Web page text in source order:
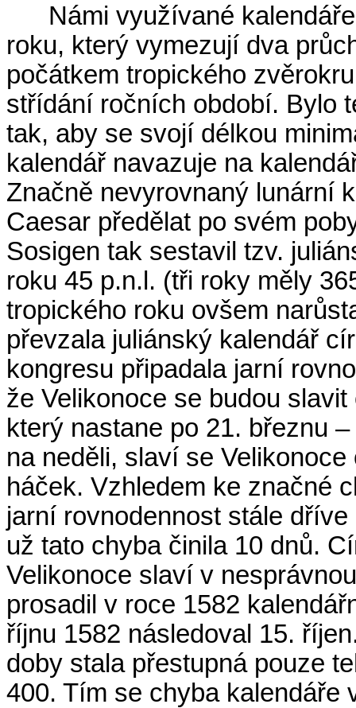
Námi využívané
roku, který vymezují dva
počátkem tropického
střídání ročních období. Bylo
tak, aby se svojí délkou
kalendář navazuje na
Značně nevyrovnaný lunární
Caesar předělat po svém
Sosigen tak sestavil tzv.
roku 45 p.n.l. (tři roky měly
tropického roku ovšem
převzala juliánský kalendář
kongresu připadala jarní
že Velikonoce se budou
který nastane po 21. březnu
na neděli, slaví se
háček. Vzhledem ke značné
jarní rovnodennost stále
už tato chyba činila 10 dnů.
Velikonoce slaví v
prosadil v roce 1582
říjnu 1582 následoval 15.
doby stala přestupná pouze
400. Tím se chyba kalendáře